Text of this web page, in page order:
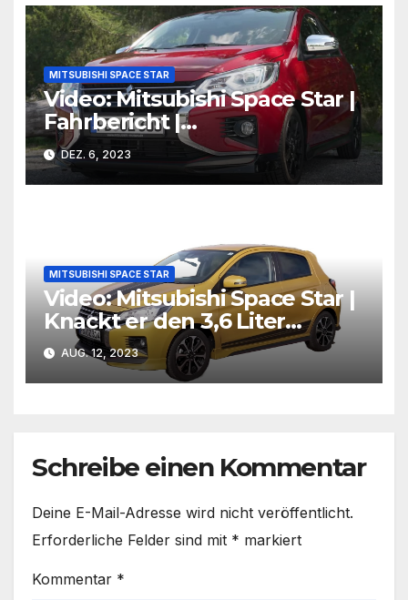
MITSUBISHI SPACE STAR
Video: Mitsubishi Space Star |
Fahrbericht |
BlackForestDrive
DEZ. 6, 2023
MITSUBISHI SPACE STAR
Video: Mitsubishi Space Star |
Knackt er den 3,6 Liter
Rekord? | asphalt.art
AUG. 12, 2023
Schreibe einen Kommentar
Deine E-Mail-Adresse wird nicht veröffentlicht.
Erforderliche Felder sind mit * markiert
Kommentar *